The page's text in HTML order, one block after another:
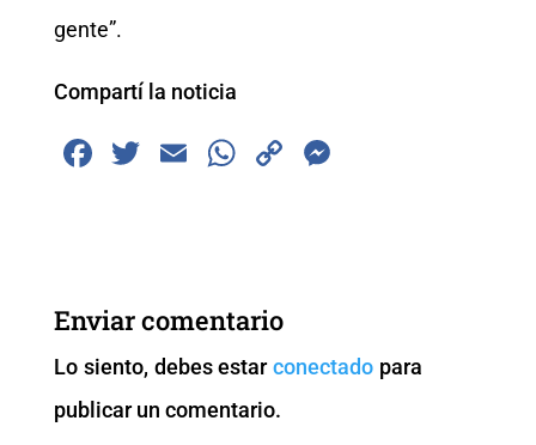
gente”.
Compartí la noticia
F
b
o
o
k
T
E
W
A
p
p
C
k
er
Enviar comentario
Lo siento, debes estarconectado para
publicar un comentario.